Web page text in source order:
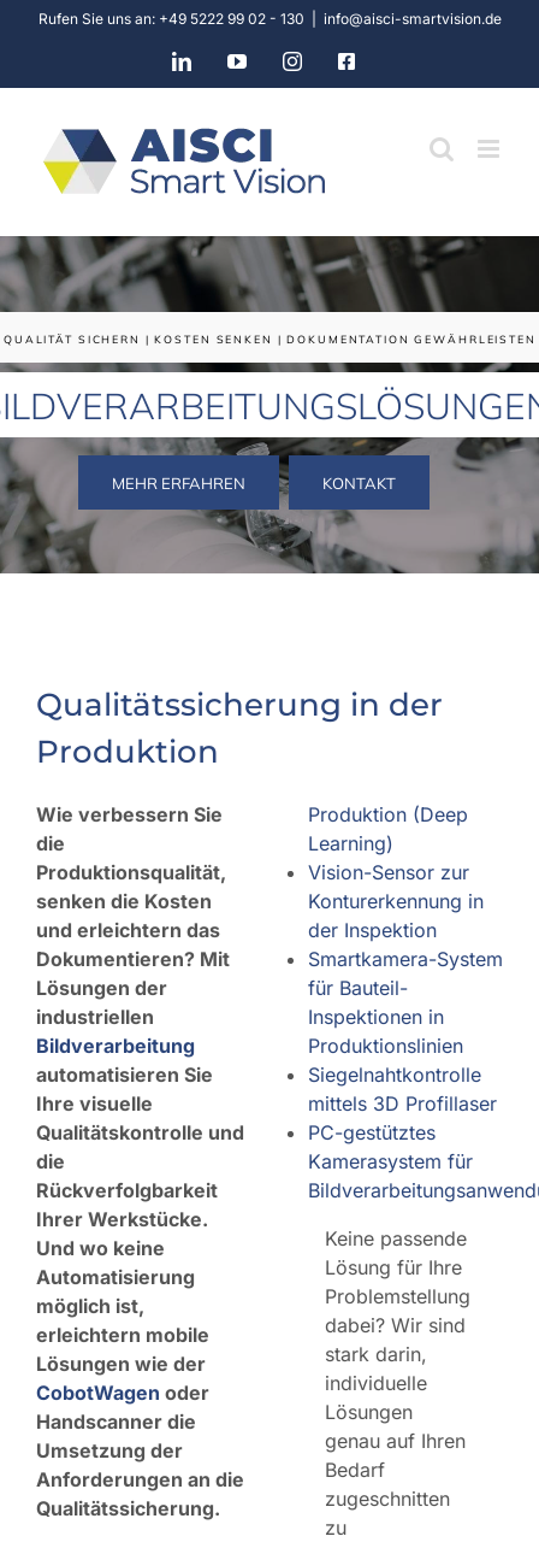
Rufen Sie uns an: +49 5222 99 02 - 130 info@aisci-smartvision.de
LinkedInYouTubeInstagramFacebook
QUALITÄT SICHERN | KOSTEN SENKEN | DOKUMENTATION GEWÄHRLEISTEN
MEHR ERFAHREN KONTAKT
Qualitätssicherung in der
Produktion
Wie verbessern Sie
die
Produktionsqualität,
senken die Kosten
und erleichtern das
Dokumentieren? Mit
Lösungen der
industriellen
Bildverarbeitung
automatisieren Sie
Ihre visuelle
Qualitätskontrolle und
die
Rückverfolgbarkeit
Ihrer Werkstücke.
Und wo keine
Automatisierung
möglich ist,
erleichtern mobile
Lösungen wie der
CobotWagen oder
Handscanner die
Umsetzung der
Anforderungen an die
Qualitätssicherung.
Produktion (Deep
Learning)
Vision-Sensor zur
Konturerkennung in
der Inspektion
Smartkamera-System
für Bauteil-
Inspektionen in
Produktionslinien
Siegelnahtkontrolle
mittels 3D Profillaser
PC-gestütztes
Kamerasystem für
Keine passende
Lösung für Ihre
Problemstellung
dabei? Wir sind
stark darin,
individuelle
Lösungen
genau auf Ihren
Bedarf
zugeschnitten
zu